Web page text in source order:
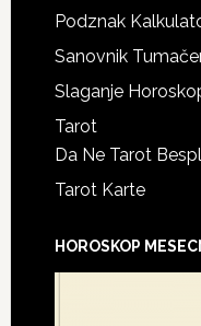
Podznak
Sanovnik
Slaganje
Tarot
Da Ne Tarot
Tarot Karte
HOROSKOP